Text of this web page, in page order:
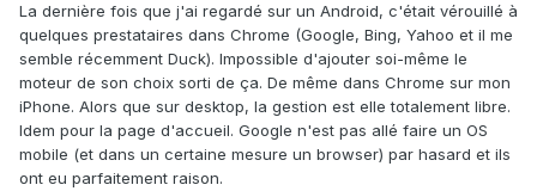
La dernière fois que j'ai regardé sur un Android, c'était vérouillé à
quelques prestataires dans Chrome (Google, Bing, Yahoo et il me
semble récemment Duck). Impossible d'ajouter soi-même le
moteur de son choix sorti de ça. De même dans Chrome sur mon
iPhone. Alors que sur desktop, la gestion est elle totalement libre.
Idem pour la page d'accueil. Google n'est pas allé faire un OS
mobile (et dans un certaine mesure un browser) par hasard et ils
ont eu parfaitement raison.